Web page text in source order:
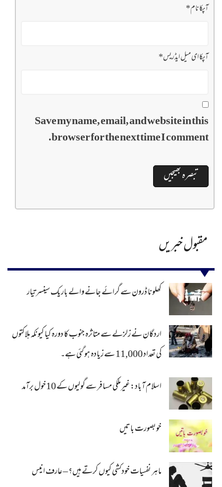
آپکا نام*
آپکا ای میل ایڈریس*
Save my name, email, and website in this
browser for the next time I comment.
مقبول خبریں
کھلونا ڈرون سے گرائے جانے والے باریک سینسر تیار
اردگان نے زلزلے سے متاثرہ جنوب کا دورہ کیا کیونکہ ہلاکتوں
کی تعداد 11,000 سے زیادہ ہو گئی ہے۔
اسلام آباد: غیرملکی مسافر سے گولیوں کے 10خول برآمد
خوبصورت باتیں
ماہر نفسیات خودکشی کیوں کرتے ہیں؟ – عارف انیس